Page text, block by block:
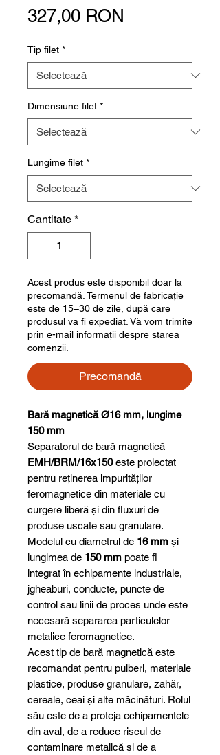
327,00 RON
Tip filet *
Dimensiune filet *
Lungime filet *
Cantitate *
Acest produs este disponibil doar la
precomandă. Termenul de fabricație
este de 15–30 de zile, după care
produsul va fi expediat. Vă vom trimite
prin e-mail informații despre starea
comenzii.
Precomandă
Bară magnetică Ø16 mm, lungime
150 mm
Separatorul de bară magnetică
EMH/BRM/16x150este proiectat
pentru reținerea impurităților
feromagnetice din materiale cu
curgere liberă și din fluxuri de
produse uscate sau granulare.
Modelul cu diametrul de 16 mm și
lungimea de 150 mm poate fi
integrat în echipamente industriale,
jgheaburi, conducte, puncte de
control sau linii de proces unde este
necesară separarea particulelor
metalice feromagnetice.
Acest tip de bară magnetică este
recomandat pentru pulberi, materiale
plastice, produse granulare, zahăr,
cereale, ceai și alte măcinături. Rolul
său este de a proteja echipamentele
din aval, de a reduce riscul de
contaminare metalică și de a